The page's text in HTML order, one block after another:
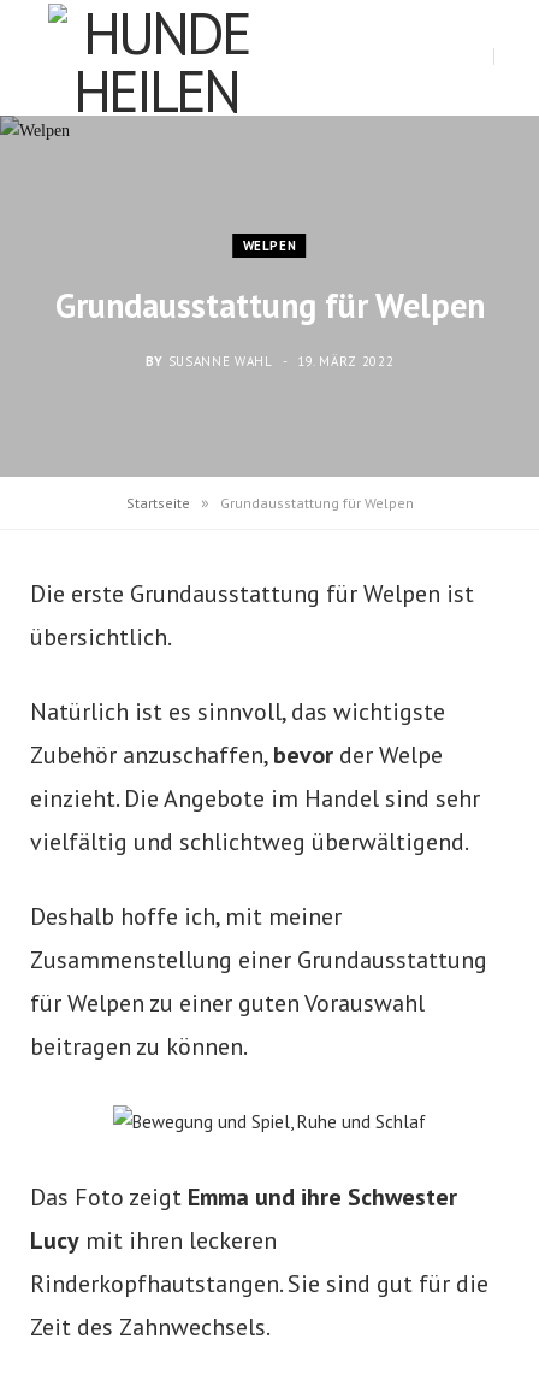
WELPEN
Grundausstattung für Welpen
BY SUSANNE WAHL 19. MÄRZ 2022
Startseite » Grundausstattung für Welpen
Die erste Grundausstattung für Welpen ist
übersichtlich.
Natürlich ist es sinnvoll, das wichtigste
Zubehör anzuschaffen,bevor der Welpe
einzieht. Die Angebote im Handel sind sehr
vielfältig und schlichtweg überwältigend.
Deshalb hoffe ich, mit meiner
Zusammenstellung einer Grundausstattung
für Welpen zu einer guten Vorauswahl
beitragen zu können.
Das Foto zeigt Emma und ihre Schwester
Lucy mit ihren leckeren
Rinderkopfhautstangen. Sie sind gut für die
Zeit des Zahnwechsels.